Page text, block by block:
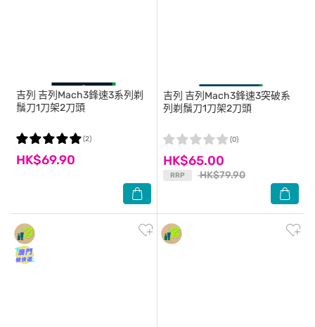
吉列 吉列Mach3鋒速3系列剃
鬚刀1刀架2刀頭
HK$69.90
(2)
吉列 吉列Mach3鋒速3突破系
列剃鬚刀1刀架2刀頭
HK$65.00
RRP HK$79.90
(0)